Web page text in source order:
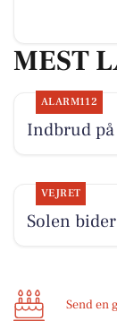
MEST
ALARM112
Indbrud på
VEJRET
Solen
Send en